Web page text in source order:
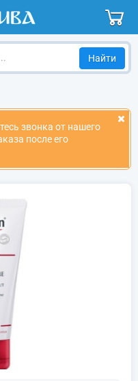
звонка от нашего
после его